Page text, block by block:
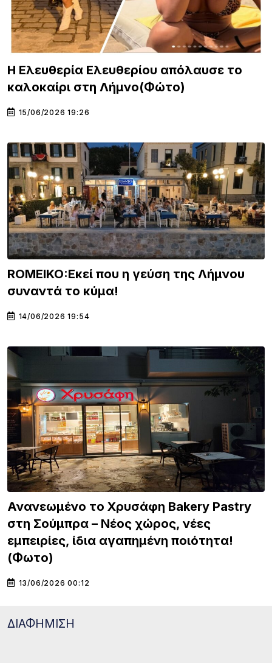
Η Ελευθερία Ελευθερίου απόλαυσε το
καλοκαίρι στη Λήμνο(Φώτο)
15/06/2026 19:26
ROMEIKO:Εκεί που η γεύση της Λήμνου
συναντά το κύμα!
14/06/2026 19:54
Ανανεωμένο το Χρυσάφη Bakery Pastry
στη Σούμπρα – Νέος χώρος, νέες
εμπειρίες, ίδια αγαπημένη ποιότητα!
(Φωτο)
13/06/2026 00:12
ΔΙΑΦΗΜΙΣΗ